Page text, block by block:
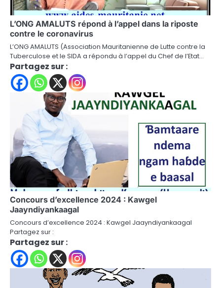
L’ONG AMALUTS répond à l’appel dans la riposte
contre le coronavirus
L’ONG AMALUTS (Association Mauritanienne de Lutte contre la
Tuberculose et le SIDA a répondu à l’appel du Chef de l’Etat…
Partagez sur :
Concours d’excellence 2024 : Kawgel
Jaayndiyankaagal
Concours d’excellence 2024 : Kawgel Jaayndiyankaagal
Partagez sur :
Partagez sur :